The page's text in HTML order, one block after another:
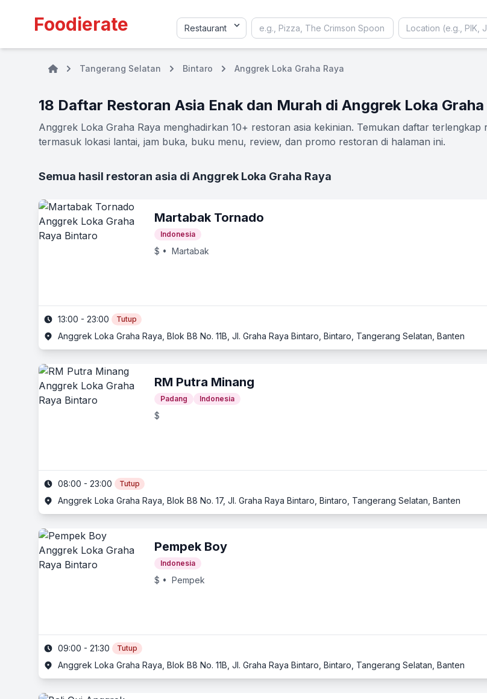
Foodierate
Tangerang Selatan Bintaro Anggrek Loka Graha Raya
18 Daftar Restoran Asia Enak dan Murah di Anggrek Loka
Anggrek Loka Graha Raya menghadirkan 10+ restoran asia kekinian. Temukan daftar
termasuk lokasi lantai, jam buka, buku menu, review, dan promo restoran di halaman ini.
Semua hasil restoran asia di Anggrek Loka Graha Raya
Martabak Tornado
Indonesia
$ • Martabak
13:00 - 23:00 Tutup
Anggrek Loka Graha Raya, Blok B8 No. 11B, Jl. Graha Raya Bintaro, Bintaro, Tangerang Selatan, Banten
RM Putra Minang
Padang Indonesia
$
08:00 - 23:00 Tutup
Anggrek Loka Graha Raya, Blok B8 No. 17, Jl. Graha Raya Bintaro, Bintaro, Tangerang Selatan, Banten
Pempek Boy
Indonesia
$ • Pempek
09:00 - 21:30 Tutup
Anggrek Loka Graha Raya, Blok B8 No. 11B, Jl. Graha Raya Bintaro, Bintaro, Tangerang Selatan, Banten